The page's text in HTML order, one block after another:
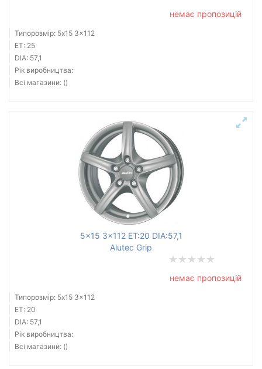
немає пропозицій
Типорозмір: 5x15 3x112
ET: 25
DIA: 57,1
Рік виробництва:
Всі магазини: ()
5x15 3x112 ET:20 DIA:57,1
Alutec Grip
немає пропозицій
Типорозмір: 5x15 3x112
ET: 20
DIA: 57,1
Рік виробництва:
Всі магазини: ()